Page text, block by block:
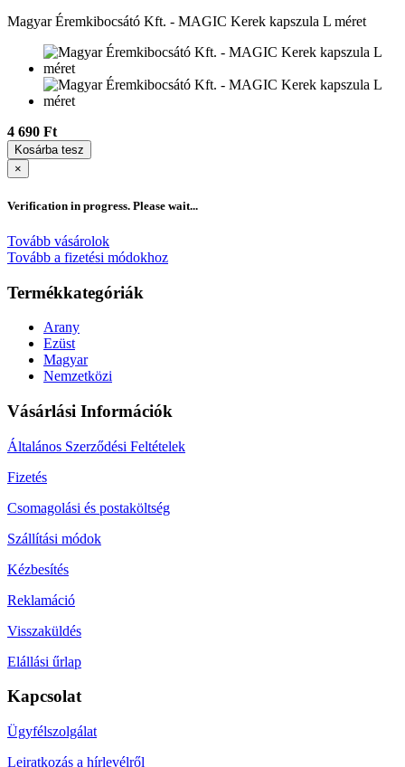
Magyar Éremkibocsátó Kft. - MAGIC Kerek kapszula L méret
4 690 Ft
Kosárba tesz
×
Verification in progress. Please wait...
Tovább vásárolok
Tovább a fizetési módokhoz
Termékkategóriák
Arany
Ezüst
Magyar
Nemzetközi
Vásárlási Információk
Általános Szerződési Feltételek
Fizetés
Csomagolási és postaköltség
Szállítási módok
Kézbesítés
Reklamáció
Visszaküldés
Elállási űrlap
Kapcsolat
Ügyfélszolgálat
Leiratkozás a hírlevélről